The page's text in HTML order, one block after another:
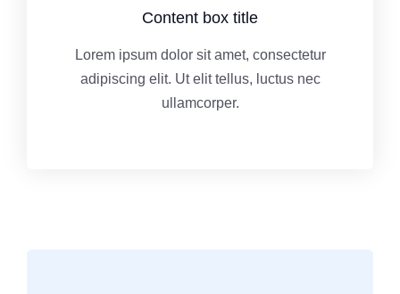
Content box title
Lorem ipsum dolor sit amet, consectetur
adipiscing elit. Ut elit tellus, luctus nec
ullamcorper.